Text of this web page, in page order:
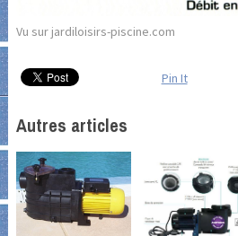
Vu sur jardiloisirs-piscine.com
Pin It
Autres articles